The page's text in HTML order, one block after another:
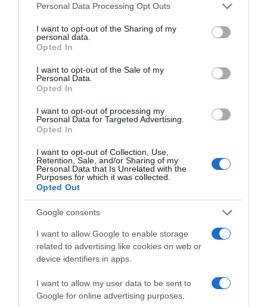
Please note that this website/app uses one or more Google
not limited to your visit or usage behaviour. You may click to
grant or deny consent to Google and its third-party tags to
use your data for below specified purposes in below Google
consent section.
Personal Data Processing Opt Outs
I want to opt-out of the Sharing of my
personal data.
Opted In
I want to opt-out of the Sale of my
Personal Data.
Opted In
I want to opt-out of processing my
Personal Data for Targeted Advertising.
Opted In
I want to opt-out of Collection, Use,
Retention, Sale, and/or Sharing of my
Personal Data that Is Unrelated with the
Purposes for which it was collected.
Opted Out
Google consents
I want to allow Google to enable storage
related to advertising like cookies on web or
device identifiers in apps.
I want to allow my user data to be sent to
Google for online advertising purposes.
Για το διακύβευμα των επόμενων
εκλογών
Τέλος, αναφορικά με το πολιτικό διακύβευμα
των επόμενων εκλογών, ο κ. Θεοδωρικάκος
σημείωσε ότι οι πολίτες θα βρεθούν
δρόμος είναι με τον Κυριάκο Μητσοτάκη, τη
Νέα Δημοκρατία, την κοινωνική δύναμη του
μέτρου και της λογικής, για να συνεχίσουμε να
πηγαίνουμε μπροστά, για καλύτερες
συνθήκες στην οικονομία και για μια πιο
ασφαλή Ελλάδα. Ο άλλος είναι να
ξαναγυρίσουμε στο πείραμα “Αλέξης
Τσίπρας και αριστερά”, το οποίο το 2015
παραλίγο να ρίξει την Ελλάδα στον γκρεμό».